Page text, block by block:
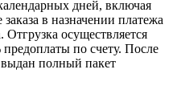
дней, включая
в назначении платежа
Отгрузка осуществляется
по счету. После
полный пакет